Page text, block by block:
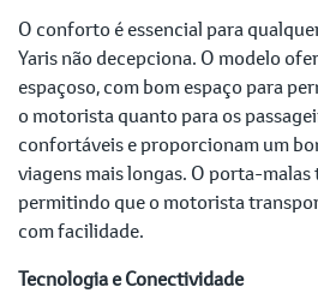
O conforto é essencial para
Yaris não decepciona. O modelo
espaçoso, com bom espaço para
o motorista quanto para os
confortáveis e proporcionam um
viagens mais longas. O porta-malas
permitindo que o motorista
com facilidade.
Tecnologia e Conectividade